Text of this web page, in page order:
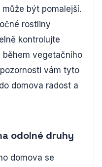
být pomalejší.
rostliny
kontrolujte
vegetačního
vám tyto
domova radost a
odolné druhy
domova se